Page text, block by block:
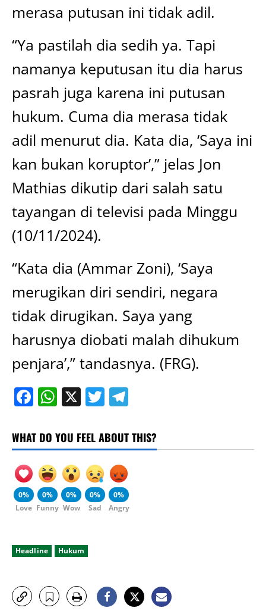
merasa putusan ini tidak adil.
“Ya pastilah dia sedih ya. Tapi
namanya keputusan itu dia harus
pasrah juga karena ini putusan
hukum. Cuma dia merasa tidak
adil menurut dia. Kata dia, ‘Saya ini
kan bukan koruptor’,” jelas Jon
Mathias dikutip dari salah satu
tayangan di televisi pada Minggu
(10/11/2024).
“Kata dia (Ammar Zoni), ‘Saya
merugikan diri sendiri, negara
tidak dirugikan. Saya yang
harusnya diobati malah dihukum
penjara’,” tandasnya. (FRG).
Facebook
WhatsApp
X Twitter
WHAT DO YOU FEEL ABOUT THIS?
0%
Love
0%
Funny
0%
Wow
0%
Sad
0%
Angry
Headline Hukum